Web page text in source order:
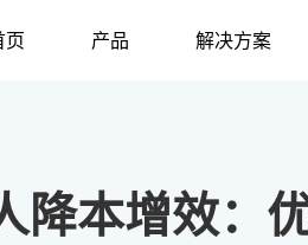
页 产品 解决方案
降本增效：